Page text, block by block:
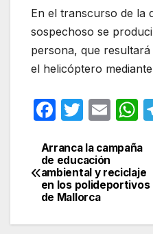
En el transcurso de la
sospechoso se
persona, que
el helicóptero
F
c
e
b
o
T
itt
er
E
ail
s
A
p
Navegación
de
Arranca la campaña
de educación
ambiental y reciclaje
en los polideportivos
de Mallorca